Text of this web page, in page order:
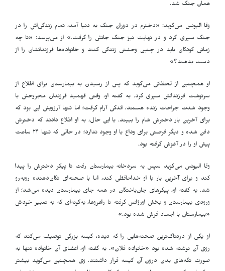
همان جنگ شد.
وفا الیونس می‌گوید: «دخترم در دوران جنگ به دنیا آمد، تمام زندگی‌اش را در
جنگ سپری کرد و در نهایت نیز جنگ جانش را گرفت.» او می‌پرسد: «تا چه
زمانی کودکان باید در چنین وحشتی زندگی کنند و خانواده‌ها فرزندانشان را از
دست بدهند؟»
او همچنین از لحظاتی می‌گوید که پس از رسیدن به بیمارستان برای اطلاع از
سرنوشت فرزندانش سپری کرد. به گفته او، وقتی فهمید فرزندان مجروحش با
وجود شدت جراحات زنده هستند، اندکی آرام گرفت؛ اما تنها آرزویش این بود که
برای آخرین بار دخترش شام را ببیند. با این حال، به او اطلاع دادند که دخترش
دفن شده و دیگر فرصتی برای وداع با او وجود ندارد؛ در حالی که تنها ۲۴ ساعت
پیش او را در آغوش گرفته بود.
وفا الیونس می‌گوید سپس به سردخانه بیمارستان رفت تا پیکر دخترش را پیدا
کند و برای آخرین بار با او خداحافظی کند، اما با صحنه‌ای تکان‌دهنده روبه‌رو
شد. به گفته او، پیکرهای جان‌باختگان در همه جای بیمارستان دیده می‌شد؛ از
ورودی بیمارستان و بخش اورژانس گرفته تا راهروها، به‌گونه‌ای که به تعبیر خودش
«بیمارستان با اجساد فرش شده بود.
»
او یکی از دردناک‌ترین صحنه‌هایی را که دیده، کیسه بزرگی توصیف می‌کند که
روی آن نوشته شده بود «خانواده فلان». به گفته او، اعضای آن خانواده تنها به
صورت تکه‌های بدن درون آن کیسه قرار داشتند. وی همچنین می‌گوید بیشتر